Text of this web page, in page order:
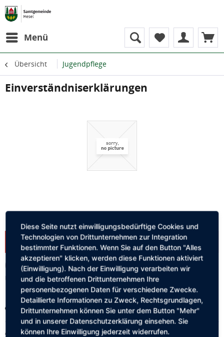
Menü
Übersicht Jugendpflege
Einverständniserklärungen
Dieser Artikel steht derzeit nicht zur Verfügung!
0,00 € *
Unterliegt keiner MwSt.-Pflicht | Versandkostenfrei
Merken
Artikel-Nr.: SW11066
Diese Seite nutzt einwilligungsbedürftige Cookies und
Technologien von Drittunternehmen zur Integration
bestimmter Funktionen. Wenn Sie auf den Button "Alles
akzeptieren" klicken, werden diese Funktionen aktiviert
(Einwilligung). Nach der Einwilligung verarbeiten wir
und die betroffenen Drittunternehmen Ihre
personenbezogenen Daten für verschiedene Zwecke.
Detaillierte Informationen zu Zweck, Rechtsgrundlagen,
Drittunternehmen können Sie unter dem Button "Mehr"
und in unserer Datenschutzerklärung einsehen. Sie
können Ihre Einwilligung jederzeit widerrufen.